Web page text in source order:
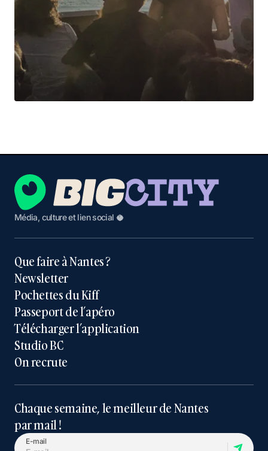
Média, culture et lien social 🥥
Que faire à Nantes ?
Newsletter
Pochettes du Kiff
Passeport de l’apéro
Télécharger l’application
Studio BC
On recrute
Chaque semaine, le meilleur de Nantes
par mail !
E-mail